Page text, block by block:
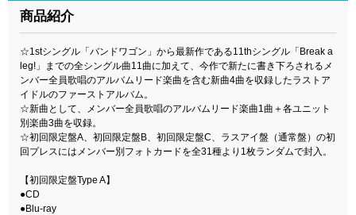
商品紹介
☆1stシングル「バンドワゴン」から最新作である11thシングル「Break a
leg!」までの全シングル曲11曲に加えて、今作で新たに書き下ろされるメ
ンバー全員歌唱のアルバムリード楽曲を含む新曲4曲を収録したラストア
イドルのファーストアルバム。
☆新曲として、メンバー全員歌唱のアルバムリード楽曲1曲＋各ユニット
別楽曲3曲を収録。
☆初回限定盤A、初回限定盤B、初回限定盤C、ラスアイ盤（通常盤）の初
回プレスにはメンバー別フォトカードを全31種より1枚ランダムで封入。
【初回限定盤Type A】
●CD
●Blu-ray